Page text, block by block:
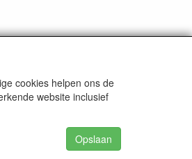
cookies helpen ons de
website inclusief
Opslaan